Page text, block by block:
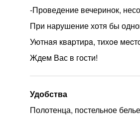
-Проведение вечеринок,
При нарушение хотя бы
Уютнaя квapтирa, тихoe
Ждем Вас в гости!
Удобства
Полотенца, постельное белье